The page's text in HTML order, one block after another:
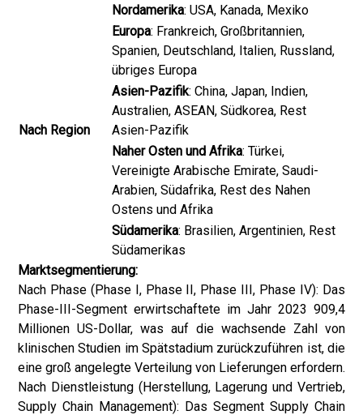
Nach Region
Nordamerika: USA, Kanada, Mexiko
Europa: Frankreich, Großbritannien,
Spanien, Deutschland, Italien, Russland,
übriges Europa
Asien-Pazifik: China, Japan, Indien,
Australien, ASEAN, Südkorea, Rest
Asien-Pazifik
Naher Osten und Afrika: Türkei,
Vereinigte Arabische Emirate, Saudi-
Arabien, Südafrika, Rest des Nahen
Ostens und Afrika
Südamerika: Brasilien, Argentinien, Rest
Südamerikas
Marktsegmentierung:
Nach Phase (Phase I, Phase II, Phase III, Phase IV): Das
Phase-III-Segment erwirtschaftete im Jahr 2023 909,4
Millionen US-Dollar, was auf die wachsende Zahl von
klinischen Studien im Spätstadium zurückzuführen ist, die
eine groß angelegte Verteilung von Lieferungen erfordern.
Nach Dienstleistung (Herstellung, Lagerung und Vertrieb,
Supply Chain Management): Das Segment Supply Chain